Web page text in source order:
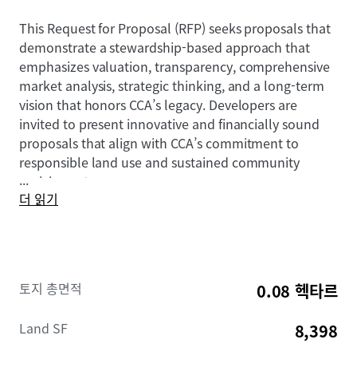
This Request for Proposal (RFP) seeks proposals that
demonstrate a stewardship-based approach that
emphasizes valuation, transparency, comprehensive
market analysis, strategic thinking, and a long-term
vision that honors CCA’s legacy. Developers are
invited to present innovative and financially sound
proposals that align with CCA’s commitment to
responsible land use and sustained community
enrichment.
...
더 읽기
토지 총면적 0.08 헥타르
Land SF 8,398